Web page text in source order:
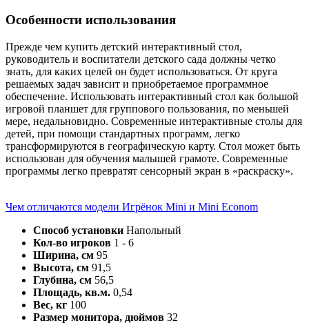
Особенности использования
Прежде чем купить детский интерактивный стол,
руководитель и воспитатели детского сада должны четко
знать, для каких целей он будет использоваться. От круга
решаемых задач зависит и приобретаемое программное
обеспечение. Использовать интерактивный стол как большой
игровой планшет для группового пользования, по меньшей
мере, недальновидно. Современные интерактивные столы для
детей, при помощи стандартных программ, легко
трансформируются в географическую карту. Стол может быть
использован для обучения малышей грамоте. Современные
программы легко превратят сенсорный экран в «раскраску».
Чем отличаются модели Игрёнок Mini и Mini Econom
Способ установки Напольный
Кол-во игроков 1 - 6
Ширина, см 95
Высота, см 91,5
Глубина, см 56,5
Площадь, кв.м. 0,54
Вес, кг 100
Размер монитора, дюймов 32